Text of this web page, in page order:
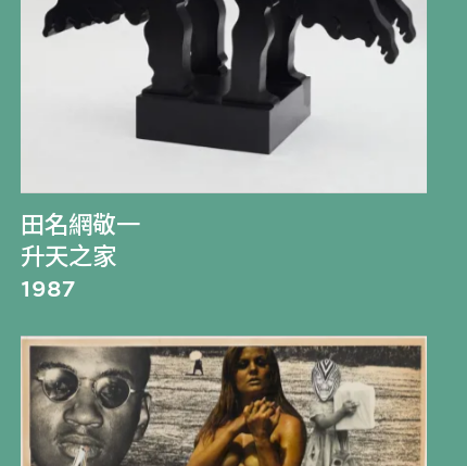
田名網敬一
升天之家
1987